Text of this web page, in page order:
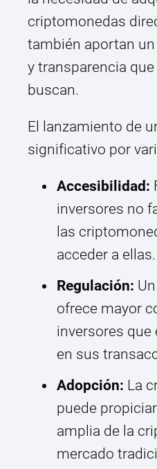
criptomonedas
también aportan
y transparencia
buscan.
El lanzamiento de
significativo por
Accesibilidad:
inversores no
las
acceder a ellas.
Regulación:
ofrece mayor
inversores que
en sus
Adopción: La
puede
amplia de la
mercado